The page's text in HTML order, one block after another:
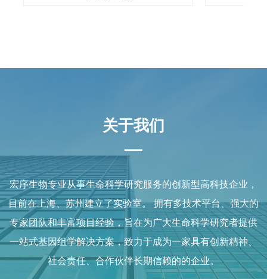
关于我们
—
宏序生物专业从事生命科学研究服务的创新型高科技企业，
目前在上海、苏州建立了实验室。 拥有多技术平台、强大的
专家团队和丰富项目经验，旨在为广大生命科学研究者提供
一站式基因组学解决方案，致力于成为一家具有创新精神、
社会责任、合作伙伴长期信赖的的企业。